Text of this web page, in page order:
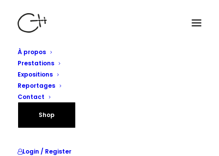
À propos
Prestations
Expositions
Reportages
Contact
Shop
Login / Register